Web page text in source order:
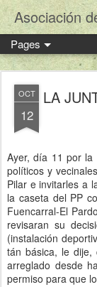
Asociación
Pages
OCT
12
LA
Ayer, día 11 por la
políticos y
Pilar e invitarles a
la caseta del PP
Fuencarral-El
revisaran su
(instalación
tán básica, le
arreglado desde
permiso para que